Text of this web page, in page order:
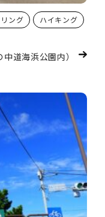
ング
ハイキング
道海浜公園内）